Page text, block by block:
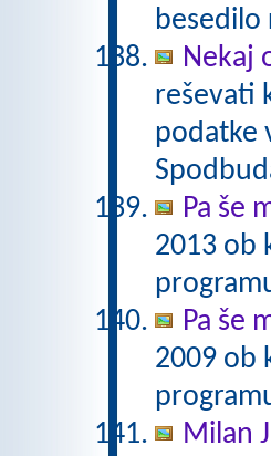
besedilo
Nekaj
reševati
podatke
Pa še
2013 ob
Pa še
2009 ob
Milan